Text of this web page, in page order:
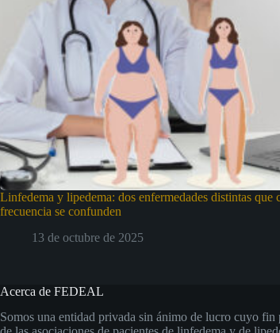
Linfedema y lipedema: dos enfermedades distintas que
frecuencia se confunden
13 de octubre de 2025
Acerca de FEDEAL
Somos una entidad privada sin ánimo de lucro cuyo